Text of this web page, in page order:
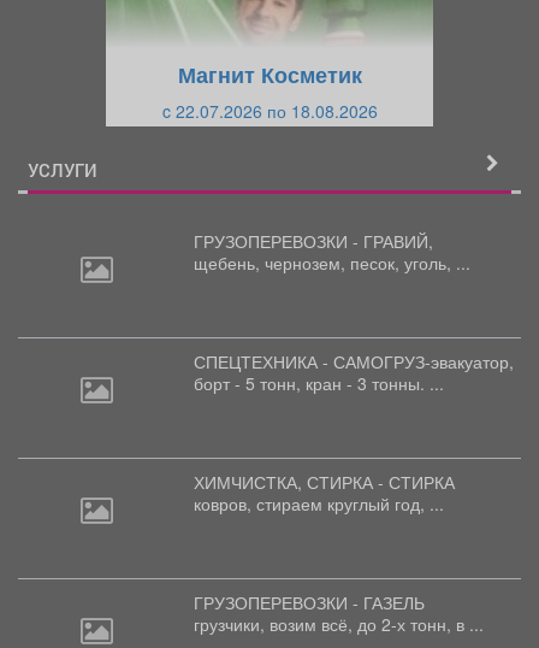
Магнит Косметик
c 22.07.2026 по 18.08.2026
УСЛУГИ
ГРУЗОПЕРЕВОЗКИ - ГРАВИЙ,
щебень, чернозем, песок, уголь, ...
СПЕЦТЕХНИКА - САМОГРУЗ-эвакуатор,
борт - 5 тонн, кран - 3 тонны. ...
ХИМЧИСТКА, СТИРКА - СТИРКА
ковров, стираем круглый год, ...
ГРУЗОПЕРЕВОЗКИ - ГАЗЕЛЬ
грузчики, возим всё, до 2-х тонн, в ...